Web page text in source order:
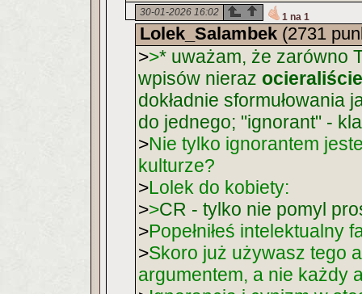
30-01-2026 16:02 1 na 1
Lolek_Salambek (2731
>>* uważam, że zarówno
wpisów nieraz
dokładnie sformułowania
do jednego; "ignorant" -
>Nie tylko ignorantem
kulturze?
>Lolek do kobiety:
>>CR - tylko nie pomyl
>Popełniłeś intelektualny
>Skoro już używasz tego
argumentem, a nie każdy